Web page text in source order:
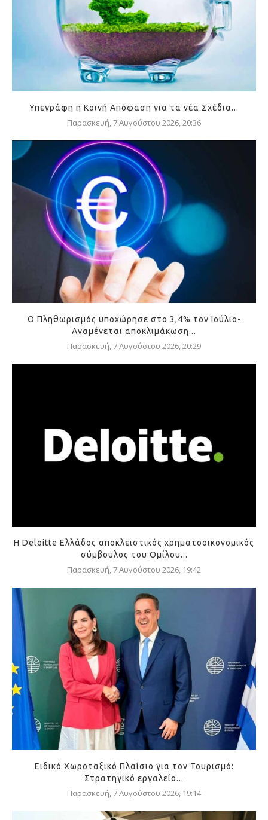
Υπεγράφη η Κοινή Απόφαση για τα νέα Σχέδια...
Παρασκευή, 7 Αυγούστου 2026, 20:36
Ο Πληθωρισμός υποχώρησε στο 3,4% τον Ιούλιο-
Αναμένεται αποκλιμάκωση...
Παρασκευή, 7 Αυγούστου 2026, 20:29
Η Deloitte Ελλάδος αποκλειστικός χρηματοοικονομικός
σύμβουλος του Ομίλου...
Παρασκευή, 7 Αυγούστου 2026, 19:42
Ειδικό Χωροταξικό Πλαίσιο για τον Τουρισμό:
Στρατηγικό εργαλείο...
Παρασκευή, 7 Αυγούστου 2026, 19:14